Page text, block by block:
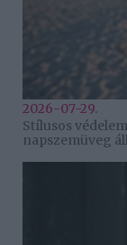
2026-07-29.
Stílusos
napszemüveg